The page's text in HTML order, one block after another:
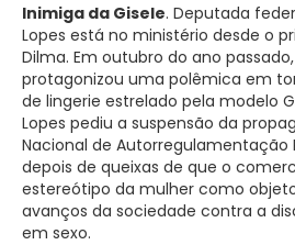
Inimiga da Gisele. Deputada
Lopes está no ministério desde o
Dilma. Em outubro do ano
protagonizou uma polêmica em
de lingerie estrelado pela modelo
Lopes pediu a suspensão da
Nacional de Autorregulamentação
depois de queixas de que o
estereótipo da mulher como
avanços da sociedade contra a
em sexo.